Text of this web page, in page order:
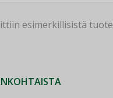
esimerkillisistä